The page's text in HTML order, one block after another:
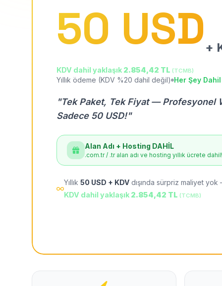
50 USD +
KDV dahil yaklaşık 2.854,42 TL (TCMB)
Yıllık ödeme (KDV %20 dahil değil) Her Şey Dahil
"Tek Paket, Tek Fiyat — Profesyonel
Sadece 50 USD!"
Alan Adı + Hosting DAHİL
.com.tr / .tr alan adı ve hosting yıllık ücrete dahil!
Yıllık 50 USD + KDV dışında sürpriz maliyet
KDV dahil yaklaşık 2.854,42 TL (TCMB)